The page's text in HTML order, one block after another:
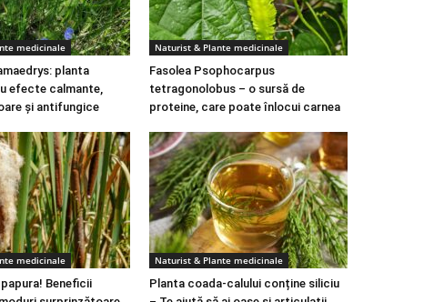
medicinale
planta
efecte calmante,
și antifungice
Naturist & Plante medicinale
Fasolea Psophocarpus
tetragonolobus – o sursă de
proteine, care poate înlocui carnea
medicinale
Beneficii
Naturist & Plante medicinale
Planta coada-calului conține siliciu